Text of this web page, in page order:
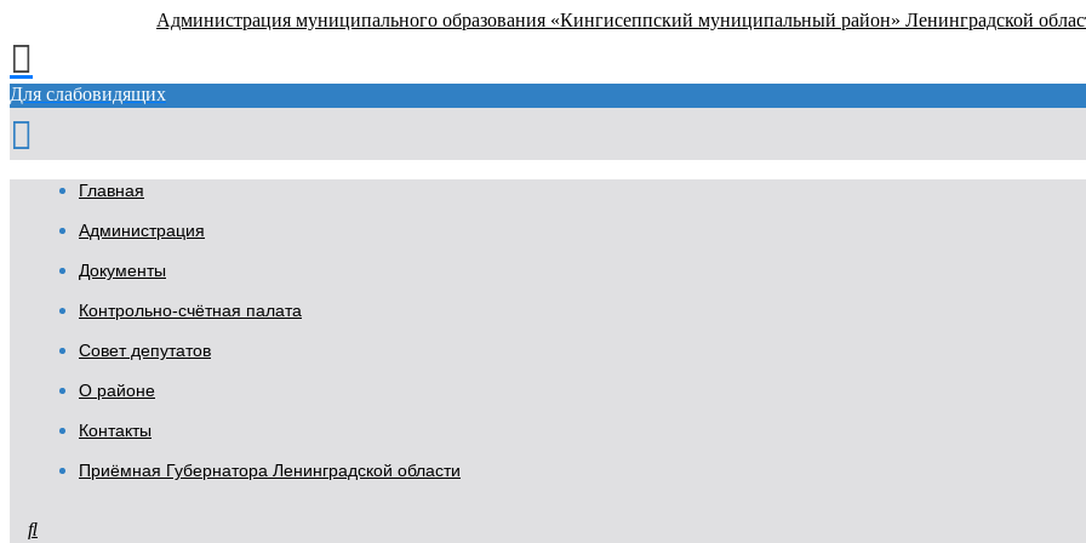
Администрация муниципального образования «Кингисеппский муниципальный район» Ленинградской
Для слабовидящих
Главная
Администрация
Документы
Контрольно-счётная палата
Совет депутатов
О районе
Контакты
Приёмная Губернатора Ленинградской области